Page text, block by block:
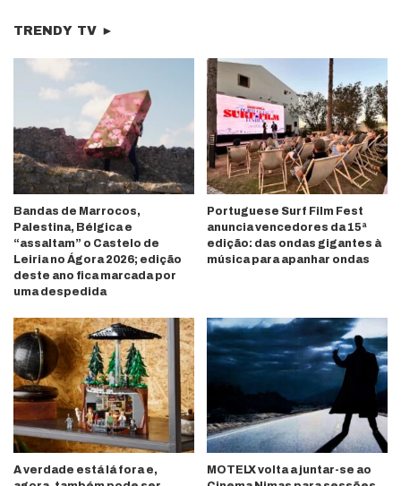
TRENDY TV ►
Bandas de Marrocos,
Palestina, Bélgica e
“assaltam” o Castelo de
Leiria no Ágora 2026; edição
deste ano fica marcada por
uma despedida
Portuguese Surf Film Fest
anuncia vencedores da 15ª
edição: das ondas gigantes à
música para apanhar ondas
A verdade está lá fora e,
MOTELX volta a juntar-se ao